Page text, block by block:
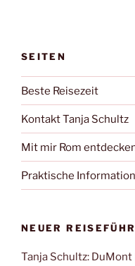
SEITEN
Beste Reisezeit
Kontakt Tanja Schultz
Mit mir Rom
Praktische
NEUER
Tanja Schultz: